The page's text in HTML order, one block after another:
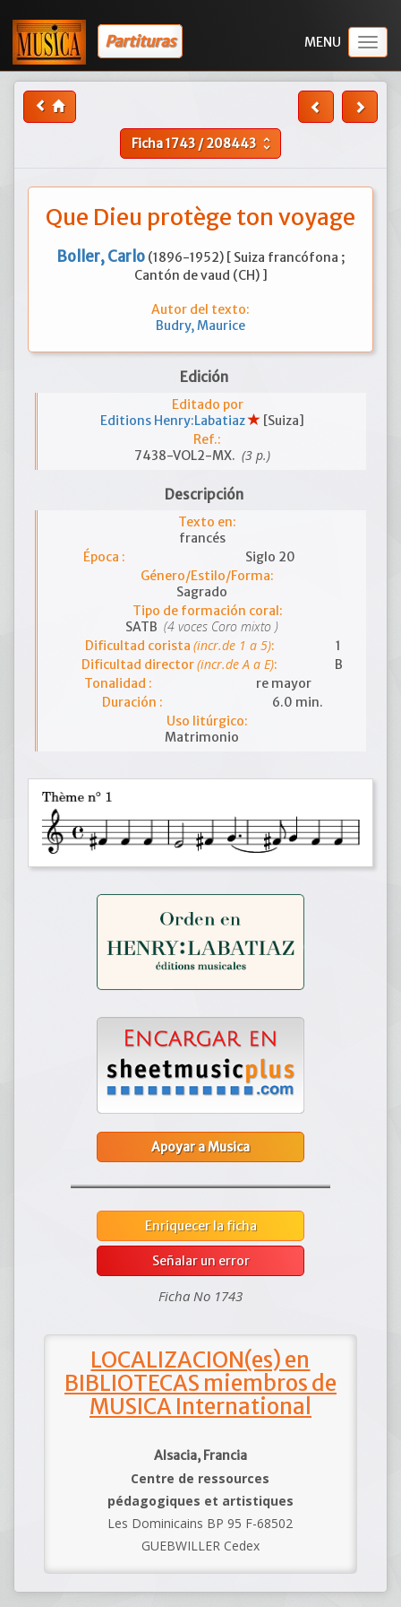
Partituras
Ficha1743/208443 unfold_more
Que Dieu protège ton voyage
Boller, Carlo (1896-1952) [ Suiza francófona ;
Cantón de vaud (CH) ]
Autor del texto:
Budry, Maurice
Edición
Editado por
Editions Henry:Labatiaz
[Suiza]
Ref.:
7438-VOL2-MX. (3 p.)
Descripción
Texto en:
francés
Época :
Siglo 20
Género/Estilo/Forma:
Sagrado
Tipo de formación coral:
SATB (4 voces Coro mixto )
Dificultad corista (incr.de 1 a 5):
1
Dificultad director(incr.de A a E):
B
Tonalidad :
re mayor
Duración :
6.0 min.
Uso litúrgico:
Matrimonio
Apoyar a Musica
Enriquecer la ficha
Señalar un error
Ficha No 1743
LOCALIZACION(es) en
BIBLIOTECAS miembros de
MUSICA International
Alsacia, Francia
Centre de ressources
pédagogiques et artistiques
Les Dominicains BP 95 F-68502
GUEBWILLER Cedex